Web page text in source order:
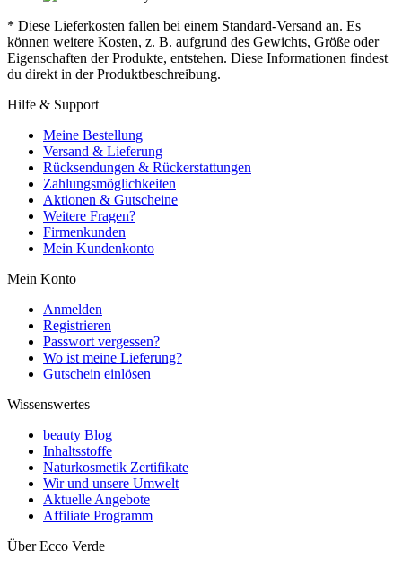
* Diese Lieferkosten fallen bei einem Standard-Versand an. Es
können weitere Kosten, z. B. aufgrund des Gewichts, Größe oder
Eigenschaften der Produkte, entstehen. Diese Informationen findest
du direkt in der Produktbeschreibung.
Hilfe & Support
Meine Bestellung
Versand & Lieferung
Rücksendungen & Rückerstattungen
Zahlungsmöglichkeiten
Aktionen & Gutscheine
Weitere Fragen?
Firmenkunden
Mein Kundenkonto
Mein Konto
Anmelden
Registrieren
Passwort vergessen?
Wo ist meine Lieferung?
Gutschein einlösen
Wissenswertes
beauty Blog
Inhaltsstoffe
Naturkosmetik Zertifikate
Wir und unsere Umwelt
Aktuelle Angebote
Affiliate Programm
Über Ecco Verde